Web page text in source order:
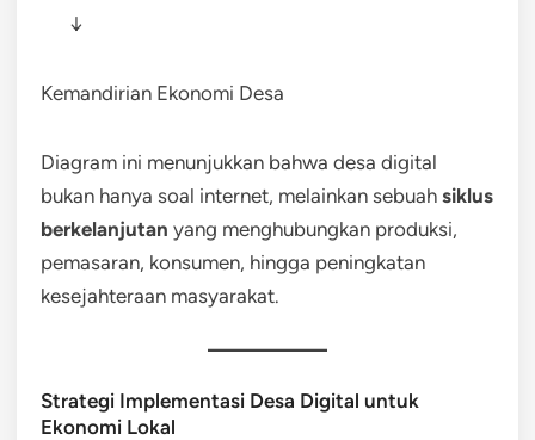
↓
Kemandirian Ekonomi Desa
Diagram ini menunjukkan bahwa desa digital
bukan hanya soal internet, melainkan sebuah siklus
berkelanjutan yang menghubungkan produksi,
pemasaran, konsumen, hingga peningkatan
kesejahteraan masyarakat.
Strategi Implementasi Desa Digital untuk
Ekonomi Lokal